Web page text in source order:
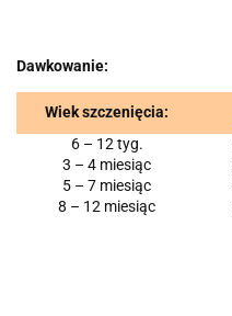
Dawkowanie:
Wiek szczenięcia:
6 – 12 tyg.
3 – 4 miesiąc
5 – 7 miesiąc
8 – 12 miesiąc